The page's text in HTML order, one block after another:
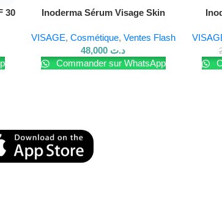
30
Inoderma Sérum Visage Skin
VISAGE, Cosmétique, Ventes Flash
د.ت
Commander sur WhatsApp